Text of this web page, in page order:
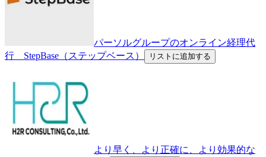
パーソルグループのオンライン経理代
行 StepBase（ステップベース）
リストに追加する
より早く、より正確に、より効果的な